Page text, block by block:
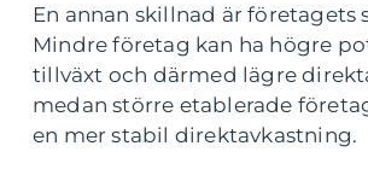
En annan skillnad är företagets
Mindre företag kan ha högre
tillväxt och därmed lägre
medan större etablerade
en mer stabil direktavkastning.